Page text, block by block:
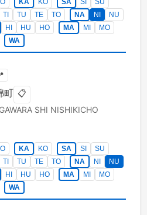
O KA KO SA SI
SU
TI TU TE TO NA NI
NU
HI HU HO MA MI
MO
WA
町 📋
SHI NISHIKICHO
O KA KO SA SI
SU
TI TU TE TO NA NI
NU
HI HU HO MA MI
MO
WA